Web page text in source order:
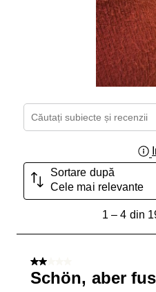
Căutați subiecte și recenzii
Sortare după
Cele mai relevante
1 – 4 din
2 din 5 stele.
Schön, aber